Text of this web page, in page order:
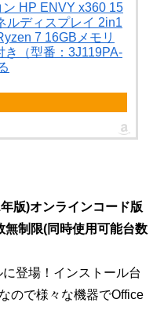
HP ENVY x360 15
ルディスプレイ 2in1
7 16GBメモリ
き（型番：3J119PA-
版)オンラインコード版
制限(同時使用可能台数
登場！インストール台
ので様々な機器でOffice